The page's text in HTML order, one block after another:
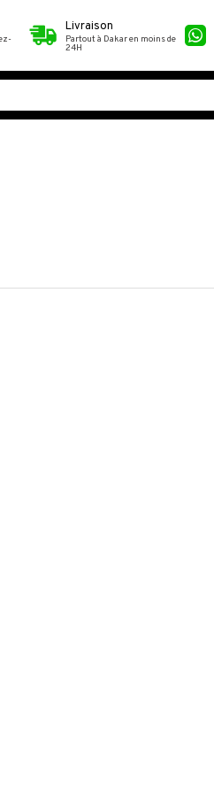
Livraison
Partout à Dakar en moins de
24H